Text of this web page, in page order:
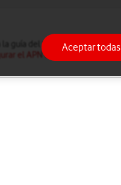
guía del teléfono. Para hacerlo,
el APN de tu teléfono para
Aceptar todas